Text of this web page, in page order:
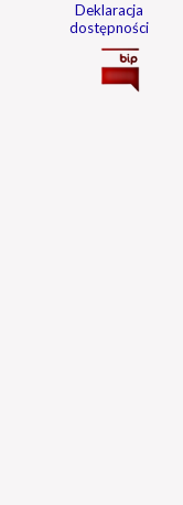
Deklaracja
dostępności